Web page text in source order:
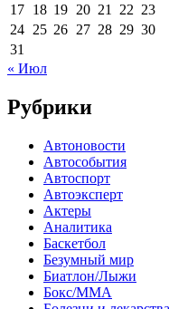
17 18 19 20 21 22 23
24 25 26 27 28 29 30
31
« Июл
Рубрики
Автоновости
Автособытия
Автоспорт
Автоэксперт
Актеры
Аналитика
Баскетбол
Безумный мир
Биатлон/Лыжи
Бокс/MMA